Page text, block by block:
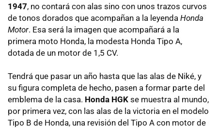
1947, no contará con alas sino con unos trazos curvos
de tonos dorados que acompañan a la leyenda Honda
Motor. Esa será la imagen que acompañará a la
primera moto Honda, la modesta Honda Tipo A,
dotada de un motor de 1,5 CV.
Tendrá que pasar un año hasta que las alas de Niké, y
su figura completa de hecho, pasen a formar parte del
emblema de la casa. Honda HGK se muestra al mundo,
por primera vez, con las alas de la victoria en el modelo
Tipo B de Honda, una revisión del Tipo A con motor de